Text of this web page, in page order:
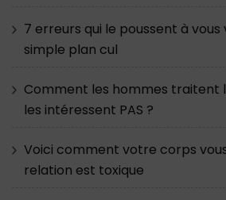
7 erreurs qui le poussent à
simple plan cul
Comment les hommes traitent
les intéressent PAS ?
Voici comment votre corps
relation est toxique